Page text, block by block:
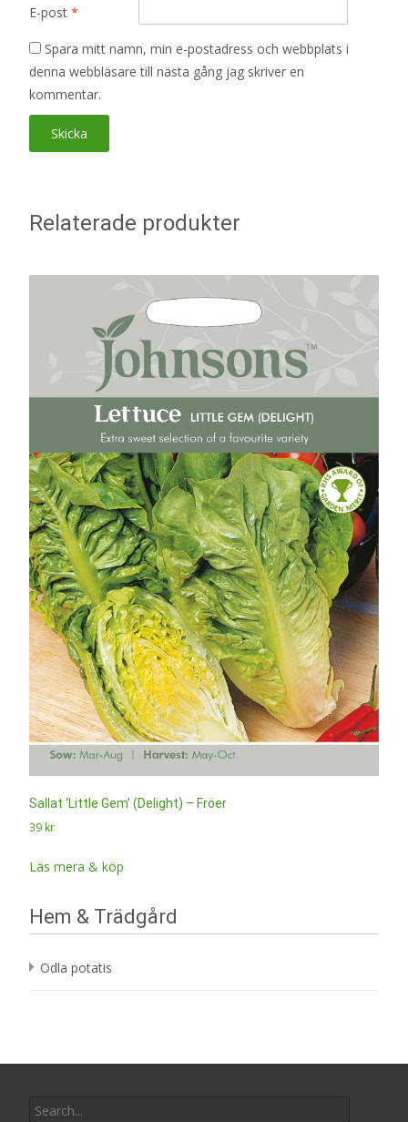
E-post *
Spara mitt namn, min e-postadress och webbplats i
denna webbläsare till nästa gång jag skriver en
kommentar.
Relaterade produkter
Sallat ‘Little Gem’ (Delight) – Fröer
39 kr
Läs mera & köp
Hem & Trädgård
Odla potatis
for: